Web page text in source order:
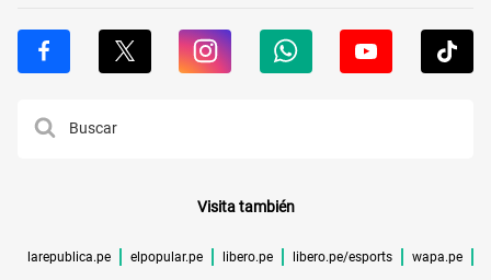
Visita también
larepublica.pe elpopular.pe libero.pe libero.pe/esports wapa.pe